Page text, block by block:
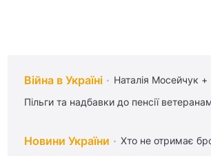
Війна в Україні Наталія Мосейчук +
Пільги та надбавки до пенсії
Новини України Хто не отримає